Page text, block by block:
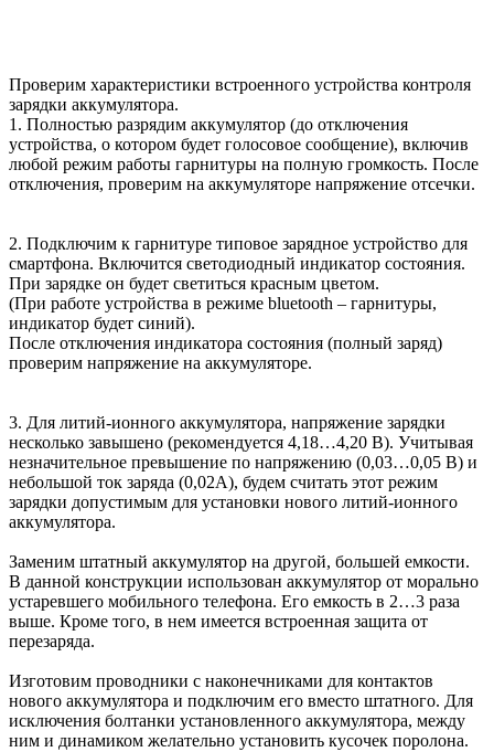
Проверим характеристики встроенного устройства контроля
зарядки аккумулятора.
1. Полностью разрядим аккумулятор (до отключения
устройства, о котором будет голосовое сообщение), включив
любой режим работы гарнитуры на полную громкость. После
отключения, проверим на аккумуляторе напряжение отсечки.
2. Подключим к гарнитуре типовое зарядное устройство для
смартфона. Включится светодиодный индикатор состояния.
При зарядке он будет светиться красным цветом.
(При работе устройства в режиме bluetooth – гарнитуры,
индикатор будет синий).
После отключения индикатора состояния (полный заряд)
проверим напряжение на аккумуляторе.
3. Для литий-ионного аккумулятора, напряжение зарядки
несколько завышено (рекомендуется 4,18…4,20 В). Учитывая
незначительное превышение по напряжению (0,03…0,05 В) и
небольшой ток заряда (0,02А), будем считать этот режим
зарядки допустимым для установки нового литий-ионного
аккумулятора.
Заменим штатный аккумулятор на другой, большей емкости.
В данной конструкции использован аккумулятор от морально
устаревшего мобильного телефона. Его емкость в 2…3 раза
выше. Кроме того, в нем имеется встроенная защита от
перезаряда.
Изготовим проводники с наконечниками для контактов
нового аккумулятора и подключим его вместо штатного. Для
исключения болтанки установленного аккумулятора, между
ним и динамиком желательно установить кусочек поролона.